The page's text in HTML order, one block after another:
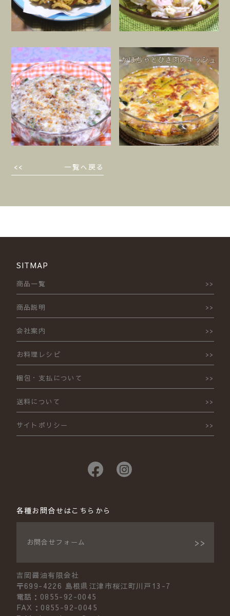
一覧へ戻る
SITMAP
商品一覧
商品説明
会社案内
お料理レシピ
梱包・支払について
送料について
サイトポリシー
各種お問合せはこちらから
お問合せフォーム
吉岡醤油有限会社
〒699-4226 島根県江津市桜江町川戸13-7
電話：0855-92-0045
FAX：0855-92-0045